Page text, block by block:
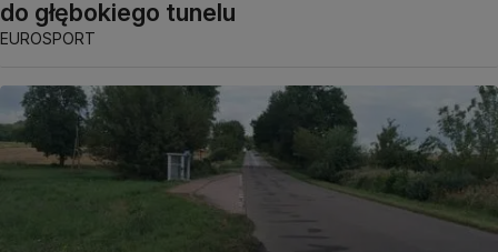
do głębokiego tunelu
EUROSPORT